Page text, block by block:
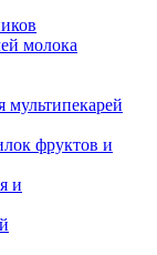
молока
мультипекарей
фруктов и
и